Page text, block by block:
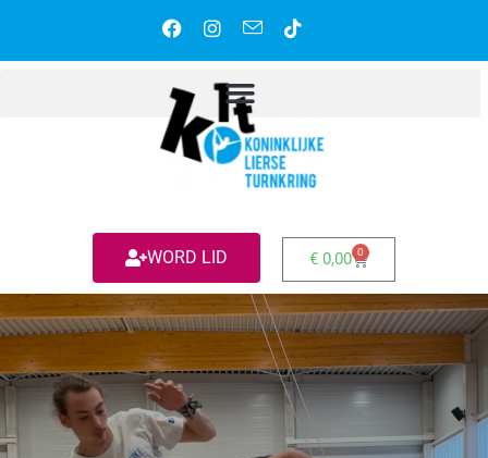
WORD LID € 0,00 0